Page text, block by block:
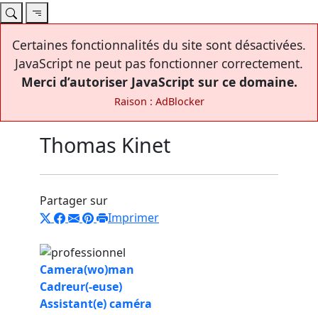
Certaines fonctionnalités du site sont désactivées.
JavaScript ne peut pas fonctionner correctement.
Merci d’autoriser JavaScript sur ce domaine.
Raison : AdBlocker
Thomas Kinet
Partager sur
Imprimer
Camera(wo)man
Cadreur(-euse)
Assistant(e) caméra